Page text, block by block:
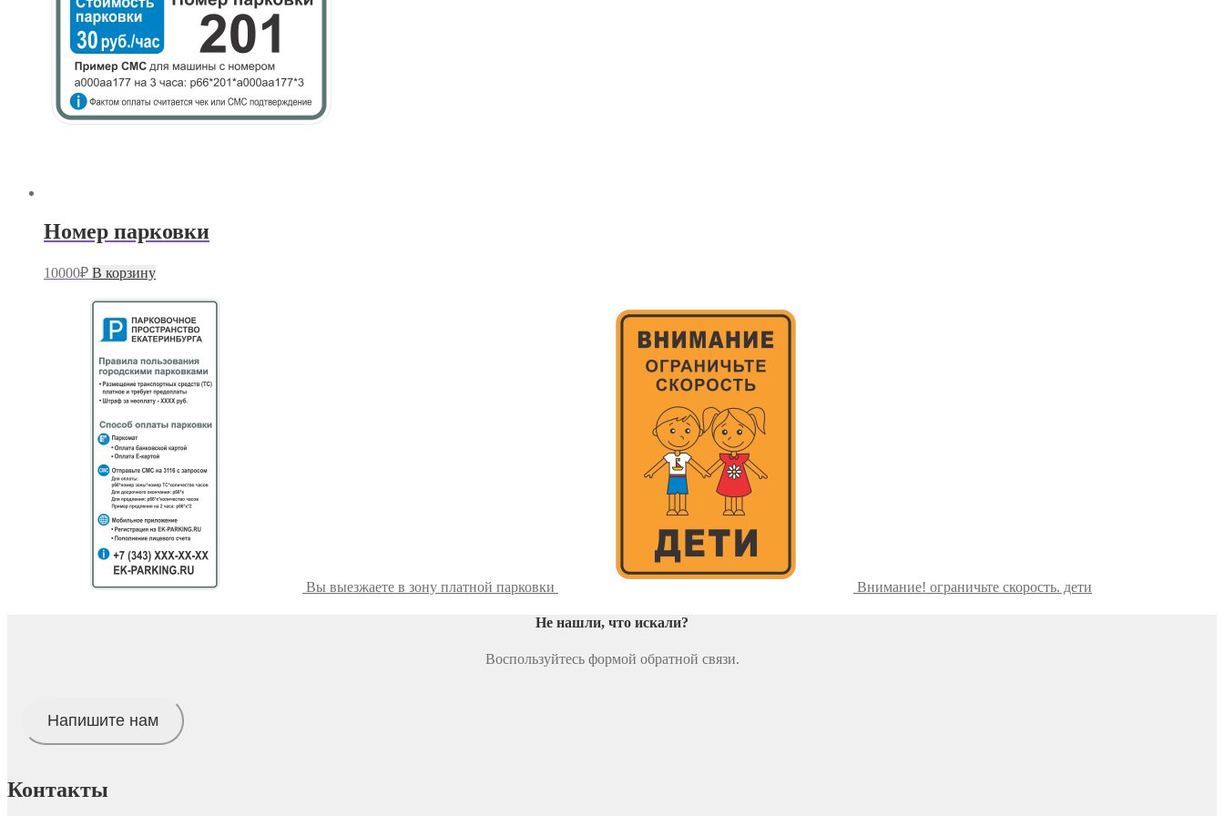
Номер парковки
10000₽ В корзину
Вы выезжаете в зону платной парковки Внимание! ограничьте скорость. дети
Не нашли, что искали?
Воспользуйтесь формой обратной связи.
Напишите нам
Контакты